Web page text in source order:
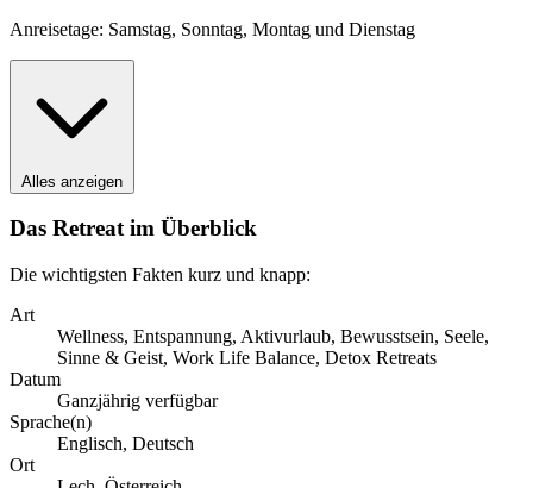
Anreisetage: Samstag, Sonntag, Montag und Dienstag
Alles anzeigen
Das Retreat im Überblick
Die wichtigsten Fakten kurz und knapp:
Art
Wellness, Entspannung, Aktivurlaub, Bewusstsein, Seele,
Sinne & Geist, Work Life Balance, Detox Retreats
Datum
Ganzjährig verfügbar
Sprache(n)
Englisch, Deutsch
Ort